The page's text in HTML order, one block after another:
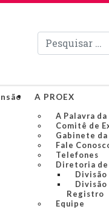
Pesquisar
A PROEX
A Palavra
Comitê de
Gabinete
Fale
Telefones
Diretoria de
Divisão
Divisão
Registro
Equipe